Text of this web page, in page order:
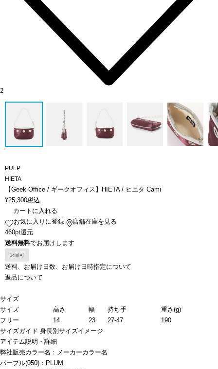
2
PULP
HIETA
【Geek Office / ギークオフィス】HIETA / ヒエタ Cami
¥25,300税込
カートに入れる
お気に入りに登録
店舗在庫を見る
460pt還元
送料無料でお届けします
返品可
送料、お届け日数、お届け日時指定について
返品について
サイズ
サイズ
高さ 幅 持ち手
重さ(g)
フリー
14 23 27-47
190
サイズガイド 身長別サイズイメージ
アイテム説明・詳細
弊社販売カラー名：メーカーカラー名
パープル(050)：PLUM